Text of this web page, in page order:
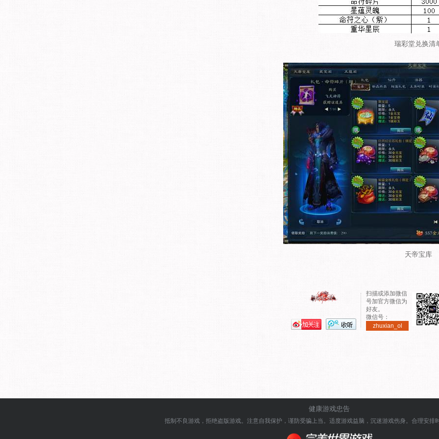
瑞彩堂兑换清
天帝宝库
扫描或添加微信
号加官方微信为
好友。
微信号：
zhuxian_ol
健康游戏忠告
抵制不良游戏，拒绝盗版游戏。注意自我保护，谨防受骗上当。 适度游戏益脑，沉迷游戏伤身。合理安排